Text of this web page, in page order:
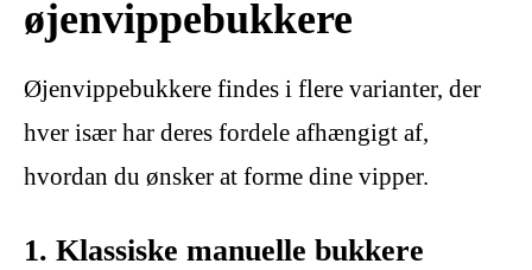
øjenvippebukkere
Øjenvippebukkere findes i flere varianter, der
hver især har deres fordele afhængigt af,
hvordan du ønsker at forme dine vipper.
1. Klassiske manuelle bukkere